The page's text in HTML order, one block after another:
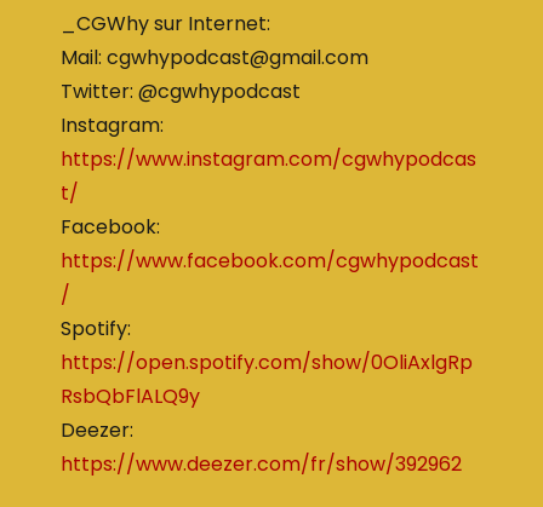
_CGWhy sur Internet:
Mail: cgwhypodcast@gmail.com
Twitter: @cgwhypodcast
Instagram:
https://www.instagram.com/cgwhypodcas
t/
Facebook:
https://www.facebook.com/cgwhypodcast
/
Spotify:
https://open.spotify.com/show/0OliAxlgRp
RsbQbFlALQ9y
Deezer:
https://www.deezer.com/fr/show/392962